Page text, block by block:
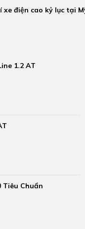
xe điện cao kỷ lục tại
1.2 AT
Tiêu Chuẩn